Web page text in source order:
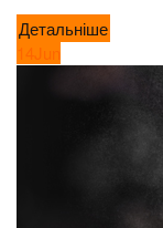
Детальніше
14Jun